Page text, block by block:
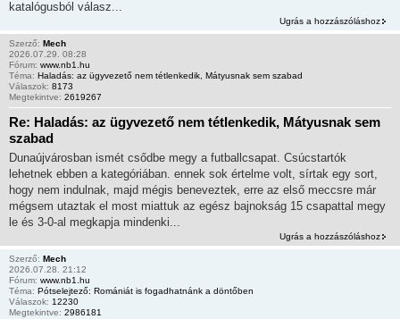
katalógusból válasz...
Ugrás a hozzászóláshoz
Szerző: Mech
2026.07.29. 08:28
Fórum: www.nb1.hu
Téma: Haladás: az ügyvezető nem tétlenkedik, Mátyusnak sem szabad
Válaszok: 8173
Megtekintve: 2619267
Re: Haladás: az ügyvezető nem tétlenkedik, Mátyusnak sem
szabad
Dunaújvárosban ismét csődbe megy a futballcsapat. Csúcstartók
lehetnek ebben a kategóriában. ennek sok értelme volt, sírtak egy sort,
hogy nem indulnak, majd mégis beneveztek, erre az első meccsre már
mégsem utaztak el most miattuk az egész bajnokság 15 csapattal megy
le és 3-0-al megkapja mindenki...
Ugrás a hozzászóláshoz
Szerző: Mech
2026.07.28. 21:12
Fórum: www.nb1.hu
Téma: Pótselejtező: Romániát is fogadhatnánk a döntőben
Válaszok: 12230
Megtekintve: 2986181